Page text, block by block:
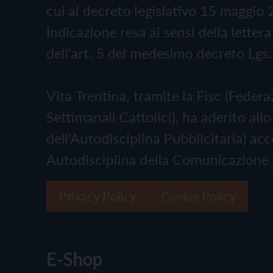
cui al decreto legislativo 15 maggio
Indicazione resa ai sensi della
dell'art. 5 del medesimo decreto Lgs.
Vita Trentina, tramite la Fisc
Settimanali Cattolici), ha aderito
dell'Autodisciplina Pubblicitaria)
Autodisciplina della Comunicazione
E-Shop